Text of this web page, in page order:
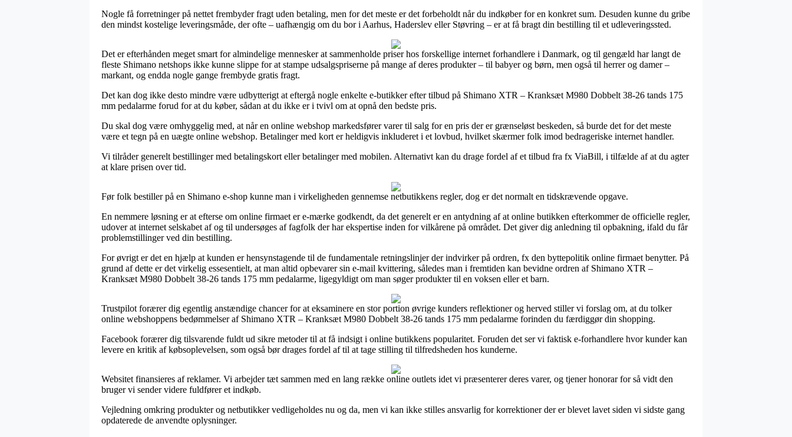
Nogle få forretninger på nettet frembyder fragt uden betaling, men for det meste er det forbeholdt når du indkøber for en konkret sum. Desuden kunne du gribe
den mindst kostelige leveringsmåde, der ofte – uafhængig om du bor i Aarhus, Haderslev eller Støvring – er at få bragt din bestilling til et udleveringssted.
Det er efterhånden meget smart for almindelige mennesker at sammenholde priser hos forskellige internet forhandlere i Danmark, og til gengæld har langt de
fleste Shimano netshops ikke kunne slippe for at stampe udsalgspriserne på mange af deres produkter – til babyer og børn, men også til herrer og damer –
markant, og endda nogle gange frembyde gratis fragt.
Det kan dog ikke desto mindre være udbytterigt at eftergå nogle enkelte e-butikker efter tilbud på Shimano XTR – Kranksæt M980 Dobbelt 38-26 tands 175
mm pedalarme forud for at du køber, sådan at du ikke er i tvivl om at opnå den bedste pris.
Du skal dog være omhyggelig med, at når en online webshop markedsfører varer til salg for en pris der er grænseløst beskeden, så burde det for det meste
være et tegn på en uægte online webshop. Betalinger med kort er heldigvis inkluderet i et lovbud, hvilket skærmer folk imod bedrageriske internet handler.
Vi tilråder generelt bestillinger med betalingskort eller betalinger med mobilen. Alternativt kan du drage fordel af et tilbud fra fx ViaBill, i tilfælde af at du agter
at klare prisen over tid.
Før folk bestiller på en Shimano e-shop kunne man i virkeligheden gennemse netbutikkens regler, dog er det normalt en tidskrævende opgave.
En nemmere løsning er at efterse om online firmaet er e-mærke godkendt, da det generelt er en antydning af at online butikken efterkommer de officielle regler,
udover at internet selskabet af og til undersøges af fagfolk der har ekspertise inden for vilkårene på området. Det giver dig anledning til opbakning, ifald du får
problemstillinger ved din bestilling.
For øvrigt er det en hjælp at kunden er hensynstagende til de fundamentale retningslinjer der indvirker på ordren, fx den byttepolitik online firmaet benytter. På
grund af dette er det virkelig essesentielt, at man altid opbevarer sin e-mail kvittering, således man i fremtiden kan bevidne ordren af Shimano XTR –
Kranksæt M980 Dobbelt 38-26 tands 175 mm pedalarme, ligegyldigt om man søger produkter til en voksen eller et barn.
Trustpilot forærer dig egentlig anstændige chancer for at eksaminere en stor portion øvrige kunders reflektioner og herved stiller vi forslag om, at du tolker
online webshoppens bedømmelser af Shimano XTR – Kranksæt M980 Dobbelt 38-26 tands 175 mm pedalarme forinden du færdiggør din shopping.
Facebook forærer dig tilsvarende fuldt ud sikre metoder til at få indsigt i online butikkens popularitet. Foruden det ser vi faktisk e-forhandlere hvor kunder kan
levere en kritik af købsoplevelsen, som også bør drages fordel af til at tage stilling til tilfredsheden hos kunderne.
Websitet finansieres af reklamer. Vi arbejder tæt sammen med en lang række online outlets idet vi præsenterer deres varer, og tjener honorar for så vidt den
bruger vi sender videre fuldfører et indkøb.
Vejledning omkring produkter og netbutikker vedligeholdes nu og da, men vi kan ikke stilles ansvarlig for korrektioner der er blevet lavet siden vi sidste gang
opdaterede de anvendte oplysninger.